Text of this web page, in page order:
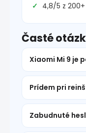
4,8/5 z
Časté
Xiaomi Mi 9 je
Prídem pri
Zabudnuté